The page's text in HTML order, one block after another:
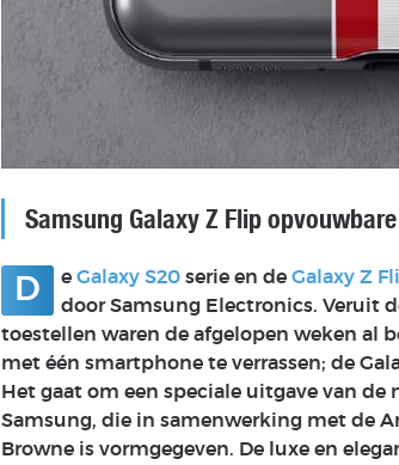
Samsung Galaxy Z Flip
D e Galaxy S20 serie en de Galaxy Z
door Samsung Electronics. Veruit
toestellen waren de afgelopen weken al
met één smartphone te verrassen; de
Het gaat om een speciale uitgave van
Samsung, die in samenwerking met de
Browne is vormgegeven. De luxe en